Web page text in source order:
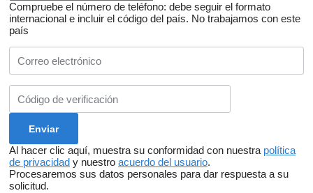
Compruebe el número de teléfono: debe seguir el formato
internacional e incluir el código del país. No trabajamos con este
país
Al hacer clic aquí, muestra su conformidad con nuestra política
de privacidad y nuestro acuerdo del usuario.
Procesaremos sus datos personales para dar respuesta a su
solicitud.